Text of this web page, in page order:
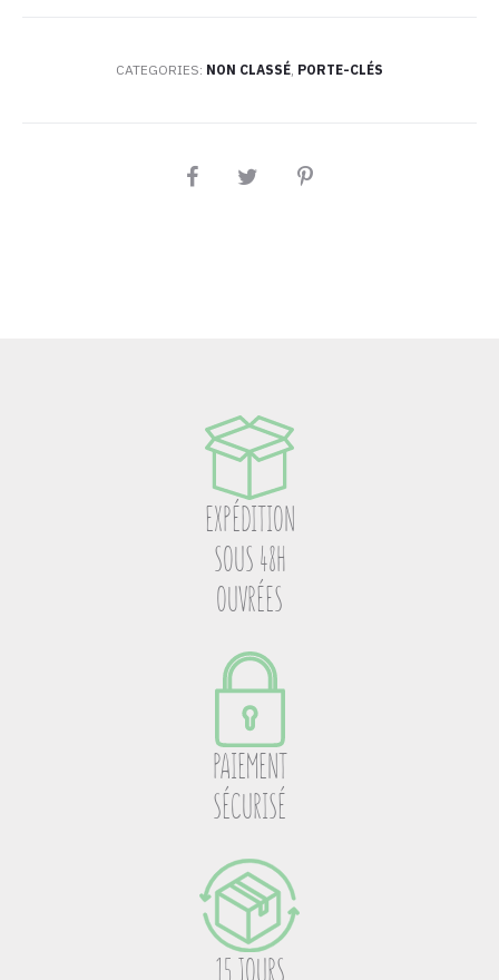
CATEGORIES: NON CLASSÉ, PORTE-CLÉS
PARTAGEZ
EXPÉDITION
SOUS 48H
OUVRÉES
PAIEMENT
SÉCURISÉ